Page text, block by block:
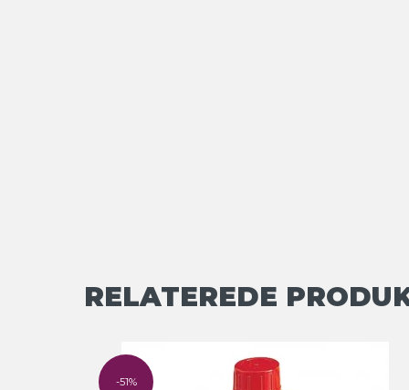
RELATEREDE
-51%